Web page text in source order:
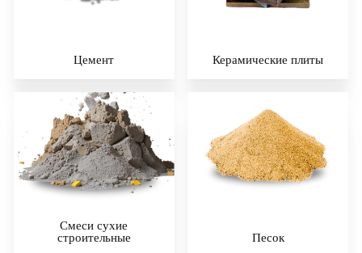
Цемент Керамические плиты
Смеси сухие
строительные
Песок